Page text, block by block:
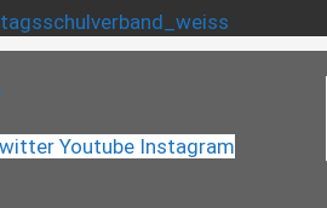
Youtube Instagram